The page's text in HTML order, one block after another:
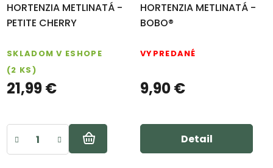
HORTENZIA METLINATÁ -
PETITE CHERRY
SKLADOM V ESHOPE
(2 KS)
21,99 €
HORTENZIA METLINATÁ -
BOBO®
VYPREDANÉ
9,90 €
Detail